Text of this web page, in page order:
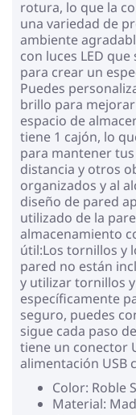
rotura, lo que la
una variedad de
ambiente
con luces LED
para crear un
Puedes
brillo para
espacio de
tiene 1 cajón, lo
para mantener
distancia y otros
organizados y al
diseño de pared
utilizado de la
almacenamiento
útil:Los tornillos y
pared no están
y utilizar tornillos
específicamente
seguro, puedes
sigue cada paso
tiene un conector
alimentación USB
Color: Roble
Material: